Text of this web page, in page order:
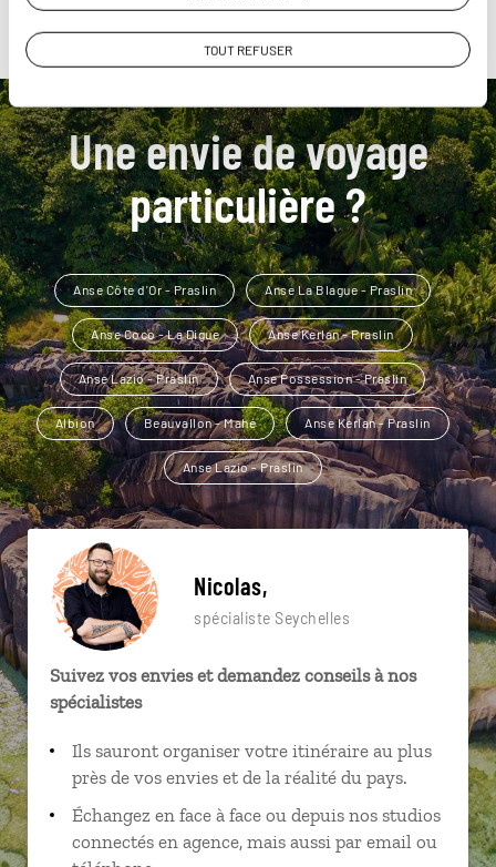
TOUT REFUSER
Une envie de voyage
particulière ?
Anse Côte d'Or - Praslin Anse La Blague - Praslin
Anse Coco - La Digue Anse Kerlan - Praslin
Anse Lazio - Praslin Anse Possession - Praslin
Albion Beauvallon - Mahé Anse Kerlan - Praslin
Anse Lazio - Praslin
Nicolas,
spécialiste Seychelles
Suivez vos envies et demandez conseils à nos
spécialistes
Ils sauront organiser votre itinéraire au plus
près de vos envies et de la réalité du pays.
Échangez en face à face ou depuis nos studios
connectés en agence, mais aussi par email ou